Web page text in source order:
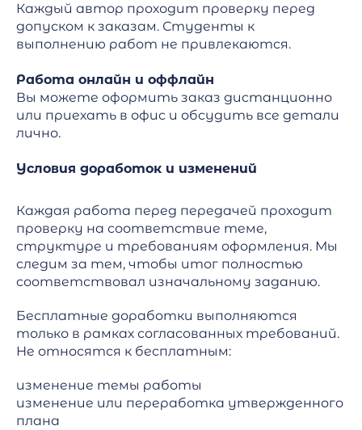
Каждый автор проходит проверку перед
допуском к заказам. Студенты к
выполнению работ не привлекаются.
Работа онлайн и оффлайн
Вы можете оформить заказ дистанционно
или приехать в офис и обсудить все детали
лично.
Условия доработок и изменений
Каждая работа перед передачей проходит
проверку на соответствие теме,
структуре и требованиям оформления. Мы
следим за тем, чтобы итог полностью
соответствовал изначальному заданию.
Бесплатные доработки выполняются
только в рамках согласованных требований.
Не относятся к бесплатным:
изменение темы работы
изменение или переработка утвержденного
плана